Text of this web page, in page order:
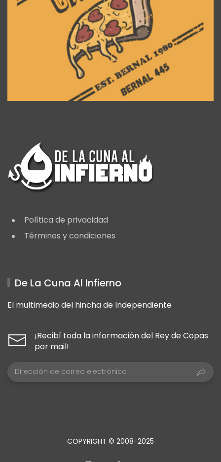
Política de privacidad
Términos y condiciones
De La Cuna Al Infierno
El multimedio del hincha de Independiente
¡Recibí toda la información del Rey de Copas
por mail!
COPYRIGHT © 2008-2025